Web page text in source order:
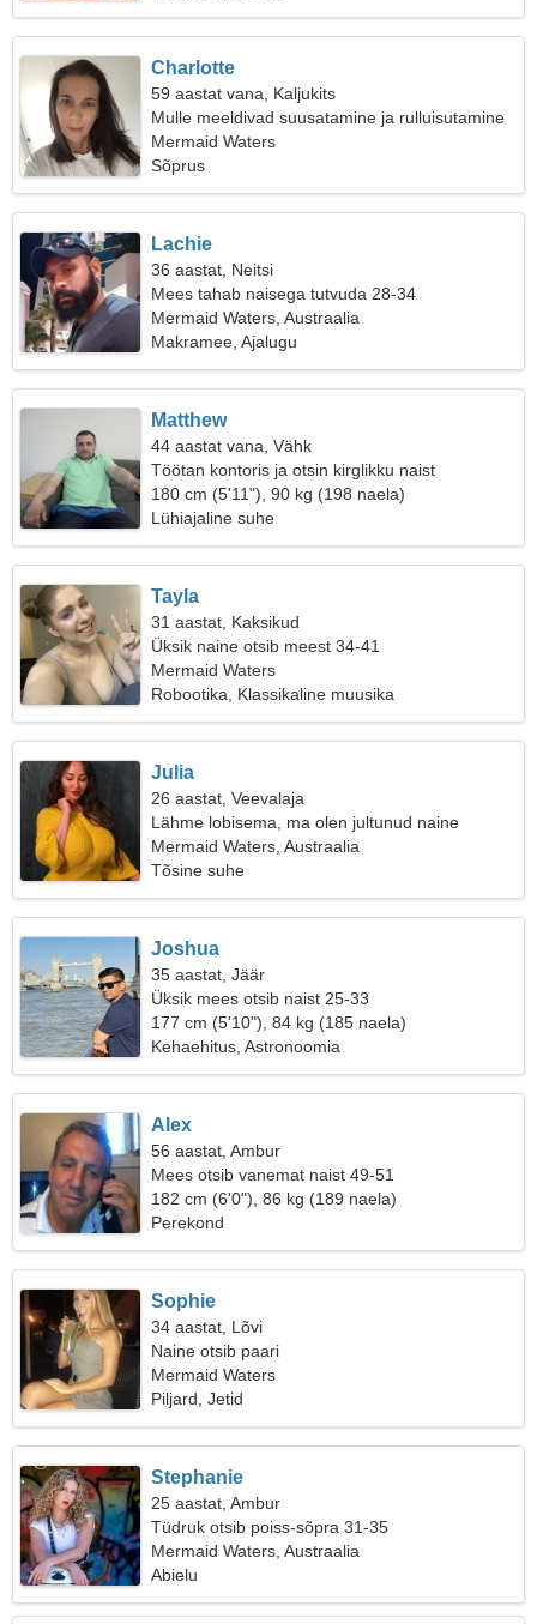
Charlotte
59 aastat vana, Kaljukits
Mulle meeldivad suusatamine ja rulluisutamine
Mermaid Waters
Sõprus
Lachie
36 aastat, Neitsi
Mees tahab naisega tutvuda 28-34
Mermaid Waters, Austraalia
Makramee, Ajalugu
Matthew
44 aastat vana, Vähk
Töötan kontoris ja otsin kirglikku naist
180 cm (5'11"), 90 kg (198 naela)
Lühiajaline suhe
Tayla
31 aastat, Kaksikud
Üksik naine otsib meest 34-41
Mermaid Waters
Robootika, Klassikaline muusika
Julia
26 aastat, Veevalaja
Lähme lobisema, ma olen jultunud naine
Mermaid Waters, Austraalia
Tõsine suhe
Joshua
35 aastat, Jäär
Üksik mees otsib naist 25-33
177 cm (5'10"), 84 kg (185 naela)
Kehaehitus, Astronoomia
Alex
56 aastat, Ambur
Mees otsib vanemat naist 49-51
182 cm (6'0"), 86 kg (189 naela)
Perekond
Sophie
34 aastat, Lõvi
Naine otsib paari
Mermaid Waters
Piljard, Jetid
Stephanie
25 aastat, Ambur
Tüdruk otsib poiss-sõpra 31-35
Mermaid Waters, Austraalia
Abielu